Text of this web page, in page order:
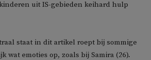
uit IS-gebieden keihard hulp
staat in dit artikel roept bij sommige
wat emoties op, zoals bij Samira (26).